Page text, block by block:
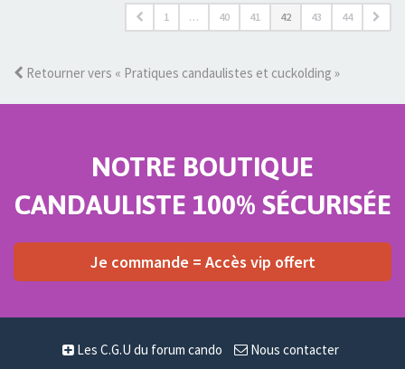
1 … 40 41 42 43 44
Retourner vers « Pratiques candaulistes et cuckolding »
NOTRE BOUTIQUE
CANDAULISTE 100% SÉCURISÉE
Je commande = Accès vip offert
Les C.G.U du forum cando Nous contacter